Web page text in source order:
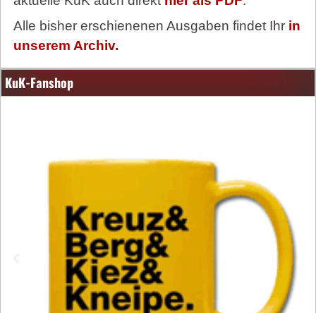
Alle bisher erschienenen Ausgaben findet Ihr in
unserem Archiv.
KuK-Fanshop